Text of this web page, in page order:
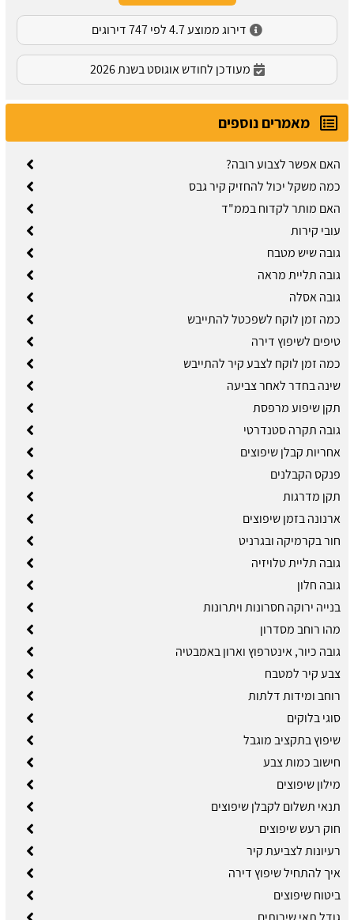
דירוג ממוצע 4.7 לפי 747 דירוגים
מעודכן לחודש אוגוסט בשנת 2026
מאמרים נוספים
האם אפשר לצבוע רובה?
כמה משקל יכול להחזיק קיר גבס
האם מותר לקדוח בממ"ד
עובי קירות
גובה שיש מטבח
גובה תליית מראה
גובה אסלה
כמה זמן לוקח לשפכטל להתייבש
טיפים לשיפוץ דירה
כמה זמן לוקח לצבע קיר להתייבש
שינה בחדר לאחר צביעה
תקן שיפוע מרפסת
גובה תקרה סטנדרטי
אחריות קבלן שיפוצים
פנקס הקבלנים
תקן מדרגות
ארנונה בזמן שיפוצים
חור בקרמיקה ובגרניט
גובה תליית טלויזיה
גובה חלון
בנייה ירוקה חסרונות ויתרונות
מהו רוחב מסדרון
גובה כיור, אינטרפוץ וארון באמבטיה
צבע קיר למטבח
רוחב ומידות דלתות
סוגי בלוקים
שיפוץ בתקציב מוגבל
חישוב כמות צבע
מילון שיפוצים
תנאי תשלום לקבלן שיפוצים
חוק רעש שיפוצים
רעיונות לצביעת קיר
איך להתחיל שיפוץ דירה
ביטוח שיפוצים